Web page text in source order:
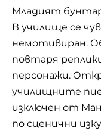
Младият
В училище се
немотивиран.
повтаря
персонажи.
училищните
изключен от
по сценични